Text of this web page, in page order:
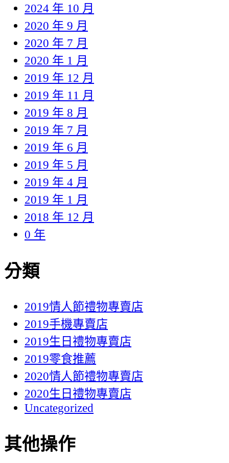
2024 年 10 月
2020 年 9 月
2020 年 7 月
2020 年 1 月
2019 年 12 月
2019 年 11 月
2019 年 8 月
2019 年 7 月
2019 年 6 月
2019 年 5 月
2019 年 4 月
2019 年 1 月
2018 年 12 月
0 年
分類
2019情人節禮物專賣店
2019手機專賣店
2019生日禮物專賣店
2019零食推薦
2020情人節禮物專賣店
2020生日禮物專賣店
Uncategorized
其他操作